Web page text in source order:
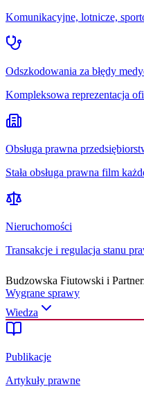
Komunikacyjne, lotnicze,
Odszkodowania za błędy
Kompleksowa reprezentacja
Obsługa prawna
Stała obsługa prawna film
Nieruchomości
Transakcje i regulacja stanu
Budzowska Fiutowski i
Wygrane sprawy
Wiedza
Publikacje
Artykuły prawne